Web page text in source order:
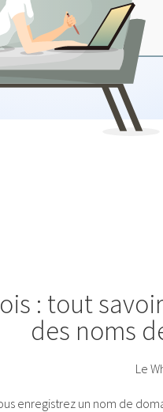
: tout
des noms
Le
enregistrez un nom de